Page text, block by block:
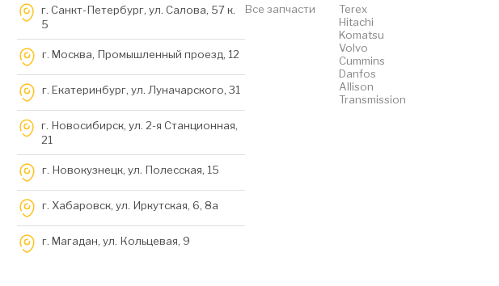
г. Санкт-Петербург, ул. Салова, 57 к.
5
г. Москва, Промышленный проезд, 12
г. Екатеринбург, ул. Луначарского, 31
г. Новосибирск, ул. 2-я Станционная,
21
г. Новокузнецк, ул. Полесская, 15
г. Хабаровск, ул. Иркутская, 6, 8a
г. Магадан, ул. Кольцевая, 9
Все запчасти
Terex
Hitachi
Komatsu
Volvo
Cummins
Danfos
Allison
Transmission